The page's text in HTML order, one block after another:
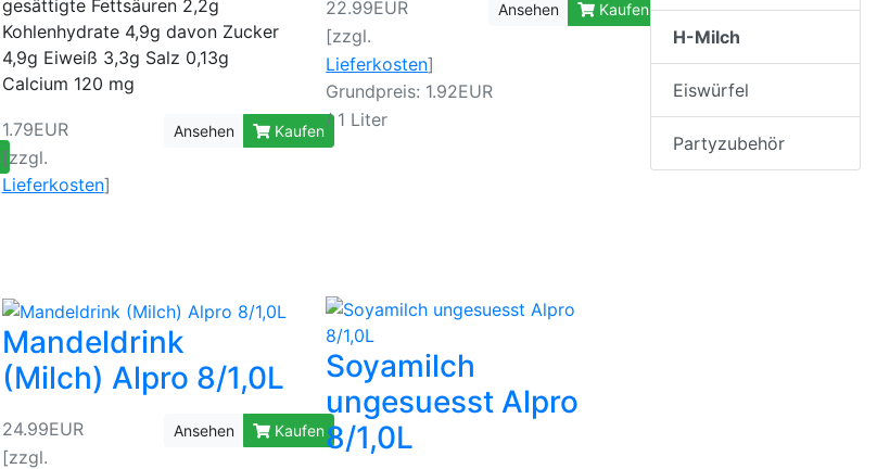
gesättigte Fettsäuren 2,2g
Kohlenhydrate 4,9g davon Zucker
4,9g Eiweiß 3,3g Salz 0,13g
Calcium 120 mg
1.79EUR
[zzgl.
Lieferkosten]
Ansehen Kaufen
22.99EUR
[zzgl.
Lieferkosten]
Grundpreis: 1.92EUR
/ 1 Liter
Ansehen Kaufen
Mandeldrink
(Milch) Alpro 8/1,0L
24.99EUR
[zzgl.
Ansehen Kaufen
Soyamilch
ungesuesst Alpro
8/1,0L
H-Milch
Eiswürfel
Partyzubehör